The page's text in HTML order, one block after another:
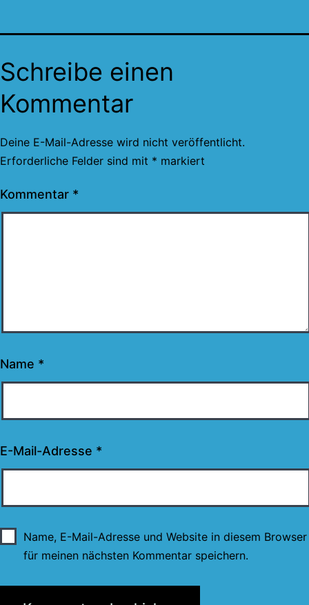
Schreibe einen
Kommentar
Deine E-Mail-Adresse wird nicht veröffentlicht.
Erforderliche Felder sind mit * markiert
Kommentar *
Name *
E-Mail-Adresse *
Name, E-Mail-Adresse und Website in diesem Browser
für meinen nächsten Kommentar speichern.